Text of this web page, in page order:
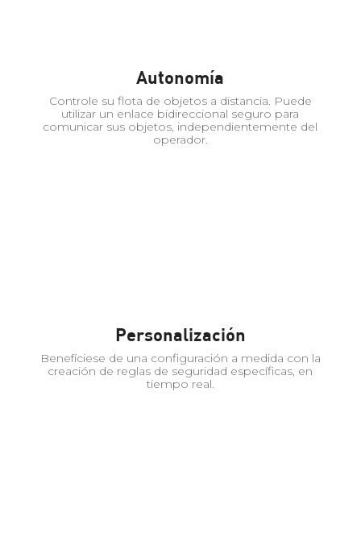
Autonomía
Controle su flota de objetos a distancia. Puede
utilizar un enlace bidireccional seguro para
comunicar sus objetos, independientemente del
operador.
Personalización
Benefíciese de una configuración a medida con la
creación de reglas de seguridad específicas, en
tiempo real.